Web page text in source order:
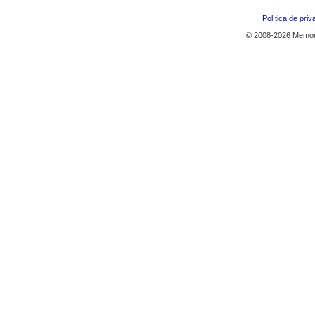
Política de
© 2008-2026